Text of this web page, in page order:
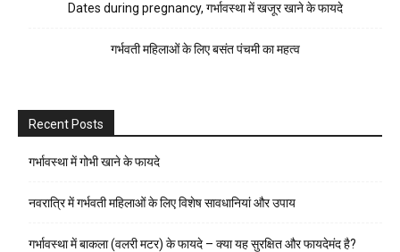
Dates during pregnancy, गर्भावस्था में खजूर खाने के फायदे
गर्भवती महिलाओं के लिए बसंत पंचमी का महत्व
Recent Posts
गर्भावस्था में गोभी खाने के फायदे
नवरात्रि में गर्भवती महिलाओं के लिए विशेष सावधानियां और उपाय
गर्भावस्था में बाकला (वलरी मटर) के फायदे – क्या यह सुरक्षित और फायदेमंद है?